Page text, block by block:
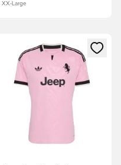
XX-Large
o registrarse como
Abre un modal para iniciar